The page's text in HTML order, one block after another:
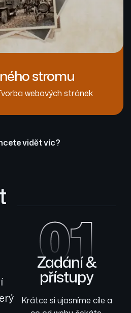
stromu
webových stránek
vidět víc?
01
Zadání &
přístupy
Krátce si ujasníme cíle a